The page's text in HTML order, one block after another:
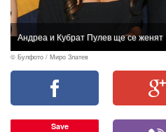
Андреа и Кубрат Пулев ще се женят
© Булфото / Миро Златев
Save